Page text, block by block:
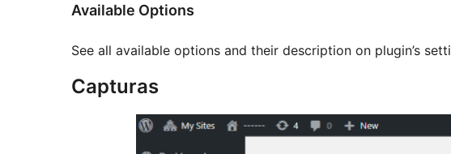
Available Options
See all available options and their description on plugin’s
Capturas